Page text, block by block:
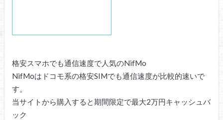
格安スマホでも通信速度で人気のNifMo
NifMoはドコモ系の格安SIMでも通信速度が比較的速いで
す。
当サイトから購入すると期間限定で最大2万円キャッシュバ
ック